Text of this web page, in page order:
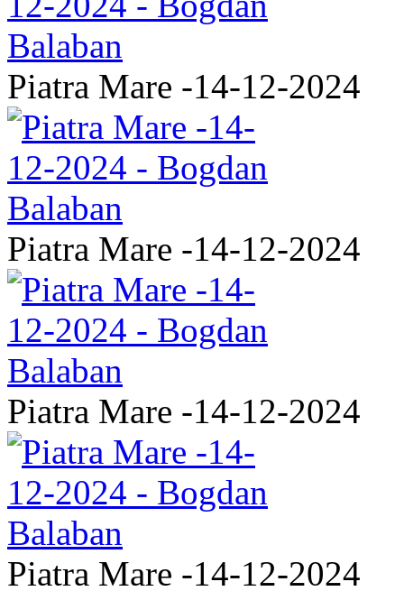
Piatra Mare -14-12-2024
Piatra Mare -14-12-2024
Piatra Mare -14-12-2024
Piatra Mare -14-12-2024